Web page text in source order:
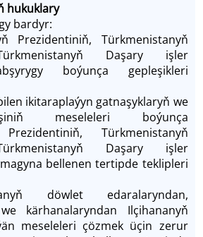
hukuklary
bardyr:
Prezidentiniň, Türkmenistanyň
Daşary işler
boýunça gepleşikleri
ikitaraplaýyn gatnaşyklaryň we
meseleleri boýunça
Türkmenistanyň
Daşary işler
bellenen tertipde teklipleri
döwlet edaralaryndan,
kärhanalaryndan Ilçihananyň
meseleleri çözmek üçin zerur